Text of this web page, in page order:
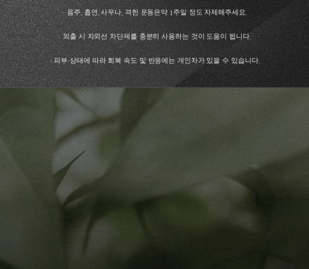
· 음주, 흡연, 사우나, 격한 운동은약 1주일 정도 자제해주세요.
· 외출 시 자외선 차단제를 충분히 사용하는 것이 도움이 됩니다.
· 피부 상태에 따라 회복 속도 및 반응에는 개인차가 있을 수 있습니다.